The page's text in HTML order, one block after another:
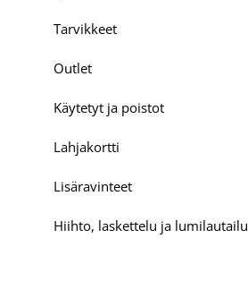
Tarvikkeet
Outlet
Käytetyt ja poistot
Lahjakortti
Lisäravinteet
Hiihto, laskettelu ja lumilautailu